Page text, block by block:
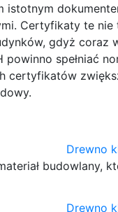
istotnym
Certyfikaty te
gdyż coraz
spełniać
certyfikatów
Drewno
budowlany,
Drewno